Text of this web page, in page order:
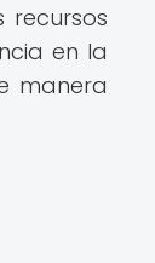
recursos
en la
manera